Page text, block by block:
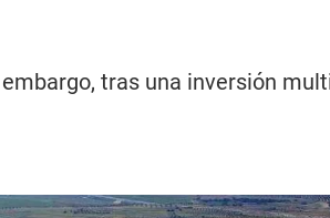
tras una inversión